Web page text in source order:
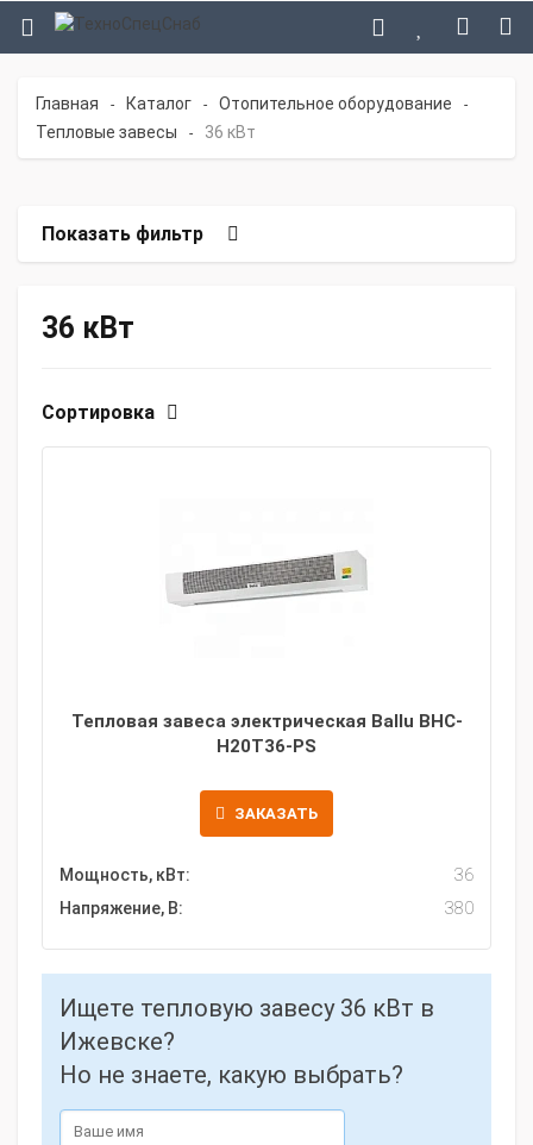
Главная - Каталог - Отопительное оборудование -
Тепловые завесы - 36 кВт
Показать фильтр
36 кВт
Сортировка
Тепловая завеса электрическая Ballu BHC-
H20T36-PS
ЗАКАЗАТЬ
Мощность, кВт:
36
Напряжение, В:
380
Ищете тепловую завесу 36 кВт в
Ижевске?
Но не знаете, какую выбрать?